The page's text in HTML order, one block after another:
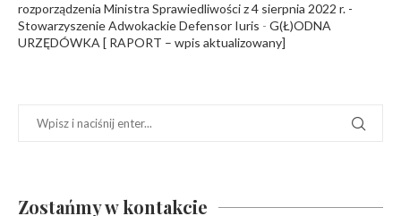
rozporządzenia Ministra Sprawiedliwości z 4 sierpnia 2022 r. -
Stowarzyszenie Adwokackie Defensor Iuris - G(Ł)ODNA
URZĘDÓWKA [ RAPORT – wpis aktualizowany]
Zostańmy w kontakcie